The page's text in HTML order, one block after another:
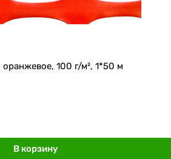
100 г/м², 1*50 м
В корзину